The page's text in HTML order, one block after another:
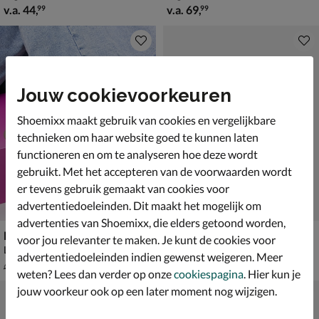
vanaf € 44,99
v.a. 44,99 vanaf € 69,99
v.a. 69,99
New Balance 480
Lage sneakers - multi
van € 69,99 voor € 48,99
69 48,99
Fila Ray Tracer
€ 79,99
79,99
Jouw cookievoorkeuren
Shoemixx maakt gebruik van cookies en vergelijkbare
technieken om haar website goed te kunnen laten
functioneren en om te analyseren hoe deze wordt
gebruikt. Met het accepteren van de voorwaarden wordt
er tevens gebruik gemaakt van cookies voor
advertentiedoeleinden. Dit maakt het mogelijk om
advertenties van Shoemixx, die elders getoond worden,
voor jou relevanter te maken. Je kunt de cookies voor
advertentiedoeleinden indien gewenst weigeren. Meer
weten? Lees dan verder op onzecookiespagina. Hier kun je
jouw voorkeur ook op een later moment nog wijzigen.